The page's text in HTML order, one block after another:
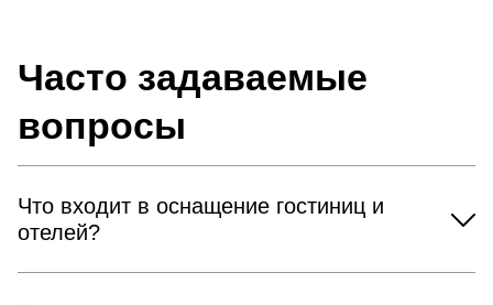
Часто задаваемые
вопросы
Что входит в оснащение гостиниц и
отелей?